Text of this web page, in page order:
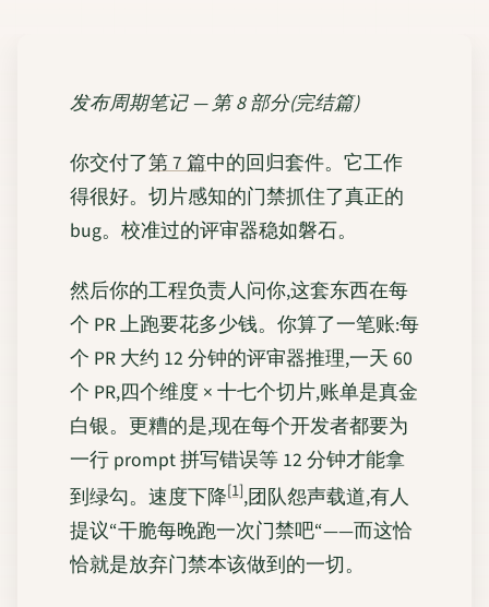
发布周期笔记 — 第 8 部分(完结篇)
你交付了第 7 篇中的回归套件。它工作
得很好。切片感知的门禁抓住了真正的
bug。校准过的评审器稳如磐石。
然后你的工程负责人问你,这套东西在每
个 PR 上跑要花多少钱。你算了一笔账:每
个 PR 大约 12 分钟的评审器推理,一天 60
个 PR,四个维度 × 十七个切片,账单是真金
白银。更糟的是,现在每个开发者都要为
一行 prompt 拼写错误等 12 分钟才能拿
到绿勾。速度下降[1],团队怨声载道,有人
提议“干脆每晚跑一次门禁吧“——而这恰
恰就是放弃门禁本该做到的一切。